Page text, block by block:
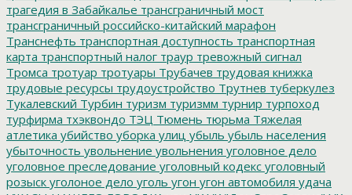
трагедия в Забайкалье трансграничный мост
трансграничный российско-китайский марафон
Транснефть транспортная доступность транспортная
карта транспортный налог траур тревожный сигнал
Тромса тротуар тротуары Трубачев трудовая книжка
трудовые ресурсы трудоустройство Трутнев туберкулез
Тукалевский Турбин туризм туризмм турнир турпоход
турфирма тхэквондо ТЭЦ Тюмень тюрьма Тяжелая
атлетика убийство уборка улиц убыль убыль населения
убыточность увольнение увольнения уголовное дело
уголовное преследование уголовный кодекс уголовный
розыск уголоное дело уголь угон угон автомобиля удача